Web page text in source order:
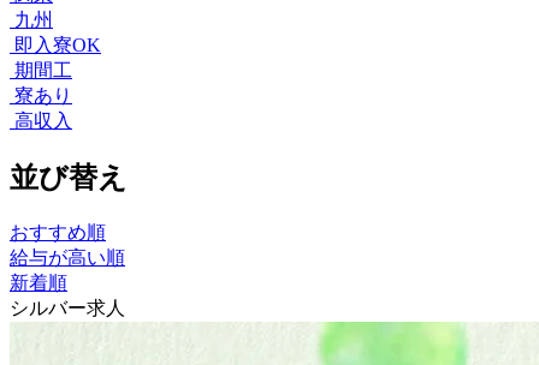
九州
即入寮OK
期間工
寮あり
高収入
並び替え
おすすめ順
給与が高い順
新着順
シルバー求人